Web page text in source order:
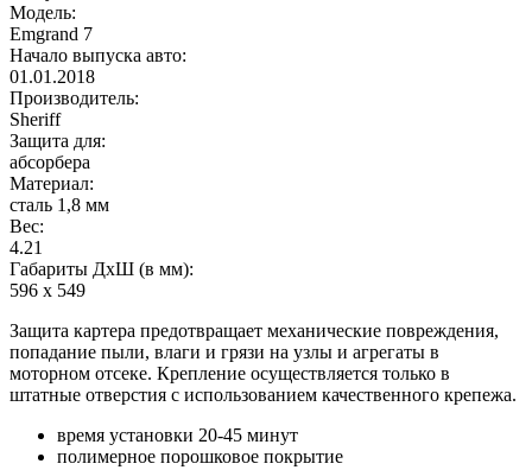
Модель:
Emgrand 7
Начало выпуска авто:
01.01.2018
Производитель:
Sheriff
Защита для:
абсорбера
Материал:
сталь 1,8 мм
Вес:
4.21
Габариты ДхШ (в мм):
596 х 549
Защита картера предотвращает механические повреждения,
попадание пыли, влаги и грязи на узлы и агрегаты в
моторном отсеке. Крепление осуществляется только в
штатные отверстия с использованием качественного крепежа.
время установки 20-45 минут
полимерное порошковое покрытие